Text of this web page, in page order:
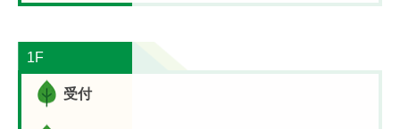
1F
受付